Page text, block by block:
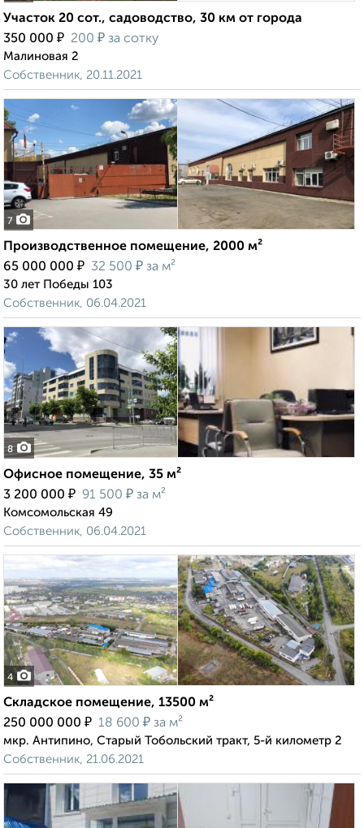
Участок 20 сот., садоводство, 30 км от города
350 000 ₽ 200 ₽ за сотку
Малиновая 2
Собственник, 20.11.2021
7
Производственное помещение, 2000 м²
65 000 000 ₽ 32 500 ₽ за м²
30 лет Победы 103
Собственник, 06.04.2021
8
Офисное помещение, 35 м²
3 200 000 ₽ 91 500 ₽ за м²
Комсомольская 49
Собственник, 06.04.2021
4
Складское помещение, 13500 м²
250 000 000 ₽ 18 600 ₽ за м²
мкр. Антипино, Старый Тобольский тракт, 5-й километр 2
Собственник, 21.06.2021